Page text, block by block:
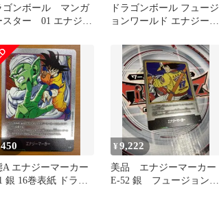
ゴンボール マンガ
スター 01 エナジー
ドラゴンボール フュージ
ョンワールド エナジーマ
A エナジーマーカー
銀 16巻表紙 ドラゴ
¥9,222
美品 エナジーマーカー
E-52 銀 フュージョンワ